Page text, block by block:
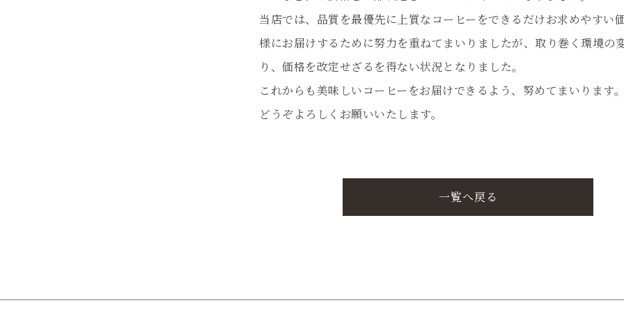
当店では、品質を最優先に上質なコーヒーをできるだけお求めやすい
様にお届けするために努力を重ねてまいりましたが、取り巻く環境の
り、価格を改定せざるを得ない状況となりました。
これからも美味しいコーヒーをお届けできるよう、努めてまいります。
どうぞよろしくお願いいたします。
一覧へ戻る